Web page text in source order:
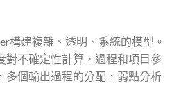
構建複雜、透明、系統的模型。
對不確定性計算，過程和項目參
多個輸出過程的分配，弱點分析